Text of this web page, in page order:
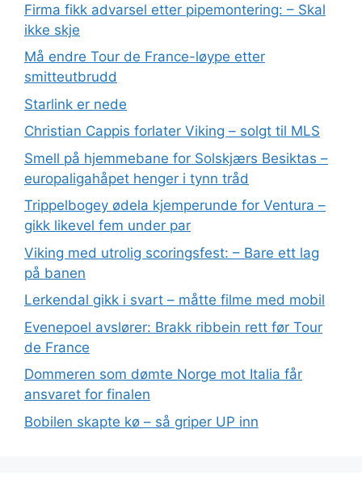
Firma fikk advarsel etter pipemontering: – Skal
ikke skje
Må endre Tour de France-løype etter
smitteutbrudd
Starlink er nede
Christian Cappis forlater Viking – solgt til MLS
Smell på hjemmebane for Solskjærs Besiktas –
europaligahåpet henger i tynn tråd
Trippelbogey ødela kjemperunde for Ventura –
gikk likevel fem under par
Viking med utrolig scoringsfest: – Bare ett lag
på banen
Lerkendal gikk i svart – måtte filme med mobil
Evenepoel avslører: Brakk ribbein rett før Tour
de France
Dommeren som dømte Norge mot Italia får
ansvaret for finalen
Bobilen skapte kø – så griper UP inn